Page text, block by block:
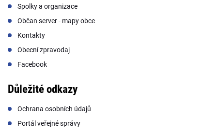
Spolky a organizace
Občan server - mapy obce
Kontakty
Obecní zpravodaj
Facebook
Důležité odkazy
Ochrana osobních údajů
Portál veřejné správy